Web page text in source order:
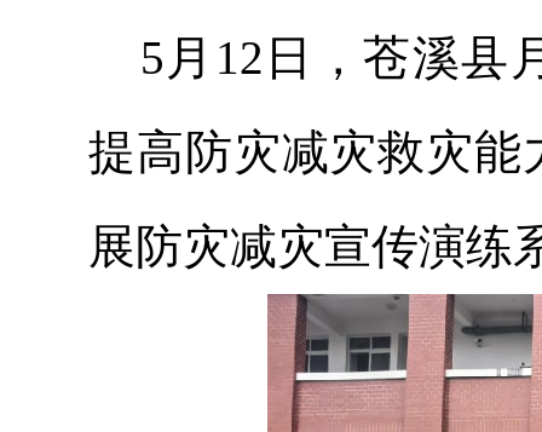
5月12日，苍溪县
提高防灾减灾救灾能
展防灾减灾宣传演练